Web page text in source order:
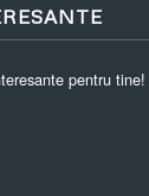
pentru